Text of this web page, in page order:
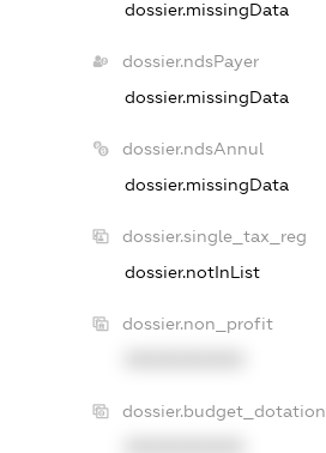
dossier.missingData
dossier.ndsPayer
dossier.missingData
dossier.ndsAnnul
dossier.missingData
dossier.single_tax_reg
dossier.notInList
dossier.non_profit
dossier.budget_dotation